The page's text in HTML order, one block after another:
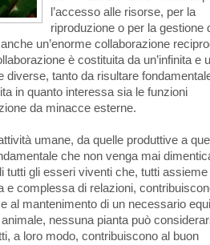
l’accesso alle risorse, per la
riproduzione o per la gestione
un’enorme collaborazione
è costituita da un’infinita e
diverse, tanto da risultare
in quanto interessa sia le funzioni
da minacce esterne.
umane, da quelle produttive a
che non venga mai
tutti gli esseri viventi che, tutti assieme
e complessa di relazioni,
al mantenimento di un necessario
nessuna pianta può
a loro modo, contribuiscono al buon